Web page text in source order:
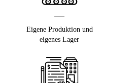
Eigene Produktion und
eigenes Lager